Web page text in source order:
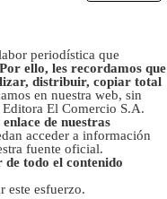
periodística que
Por ello, les recordamos que
distribuir, copiar total
en nuestra web, sin
El Comercio S.A.
de nuestras
acceder a información
fuente oficial.
todo el contenido
este esfuerzo.